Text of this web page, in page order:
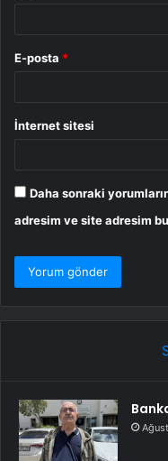
E-posta *
İnternet sitesi
Daha sonraki
adresim ve site adresim